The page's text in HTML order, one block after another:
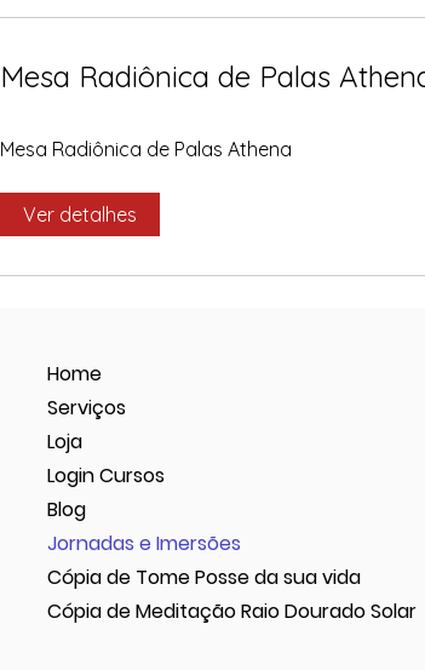
Mesa Radiônica de Palas
Mesa Radiônica de Palas Athena
Ver detalhes
Home
Serviços
Loja
Login Cursos
Blog
Jornadas e Imersões
Cópia de Tome Posse da sua vida
Cópia de Meditação Raio Dourado Solar